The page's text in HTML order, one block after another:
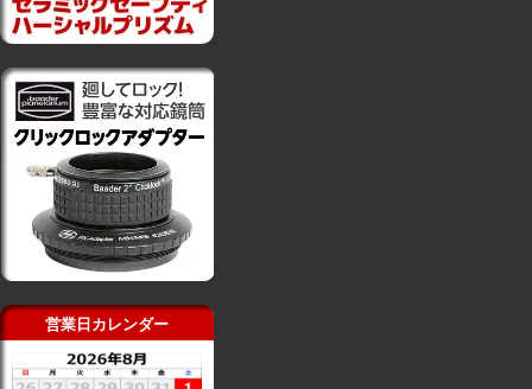
営業日カレンダー